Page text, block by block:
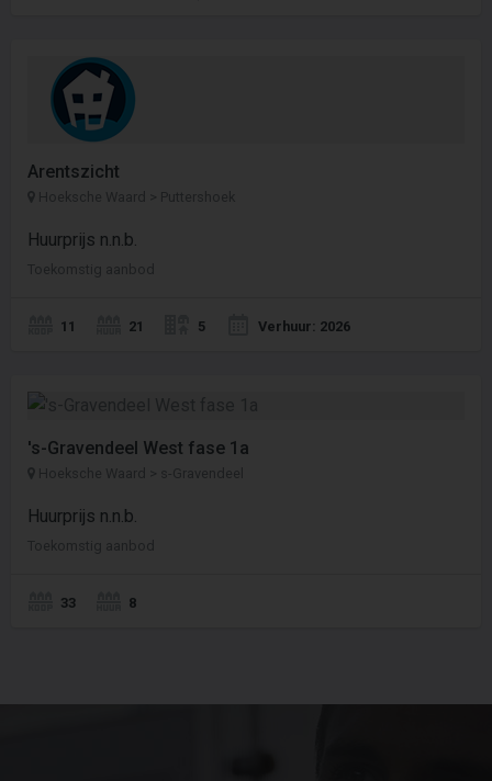
Arentszicht
Hoeksche Waard > Puttershoek
Huurprijs n.n.b.
Toekomstig aanbod
11 21 5 Verhuur: 2026
's-Gravendeel West fase 1a
Hoeksche Waard > s-Gravendeel
Huurprijs n.n.b.
Toekomstig aanbod
33 8